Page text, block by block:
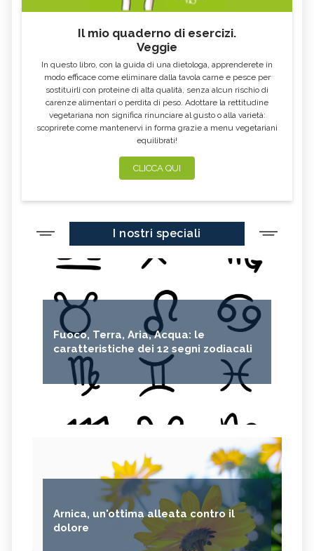
Il mio quaderno di esercizi.
Veggie
In questo libro, con la guida di una dietologa, apprenderete in
modo efficace come eliminare dalla tavola carne e pesce per
sostituirli con proteine di alta qualità, senza alcun rischio di
carenze alimentari o perdita di peso. Adottare la rettitudine
vegetariana non significa rinunciare al gusto o alla varietà:
scoprirete come mantenervi in forma grazie a menu vegetariani
equilibrati!
CLICCA QUI
I nostri speciali
Fuoco, Terra, Aria, Acqua: le
caratteristiche dei 12 segni zodiacali
Arnica, un'ottima alleata contro il
dolore